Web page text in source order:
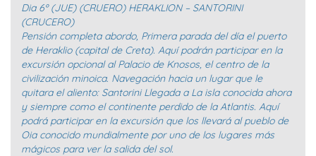
Dia 6º (JUE) (CRUERO) HERAKLION – SANTORINI
(CRUCERO)
Pensión completa abordo, Primera parada del día el puerto
de Heraklio (capital de Creta). Aquí podrán participar en la
excursión opcional al Palacio de Knosos, el centro de la
civilización minoica. Navegación hacia un lugar que le
quitara el aliento: Santorini Llegada a La isla conocida ahora
y siempre como el continente perdido de la Atlantis. Aquí
podrá participar en la excursión que los llevará al pueblo de
Oia conocido mundialmente por uno de los lugares más
mágicos para ver la salida del sol.